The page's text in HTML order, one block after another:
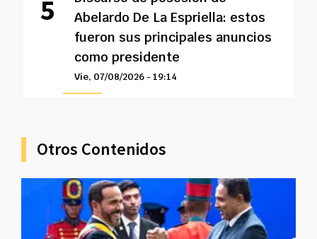
Abelardo De La Espriella: estos
fueron sus principales anuncios
como presidente
Vie, 07/08/2026 - 19:14
Otros Contenidos